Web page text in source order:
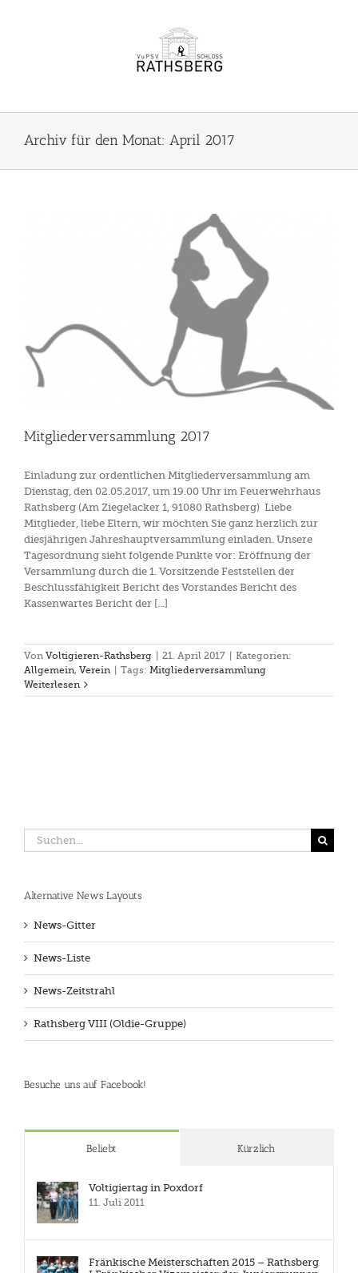
Archiv für den Monat: April 2017
Mitgliederversammlung 2017
Einladung zur ordentlichen Mitgliederversammlung am
Dienstag, den 02.05.2017, um 19.00 Uhr im Feuerwehrhaus
Rathsberg (Am Ziegelacker 1, 91080 Rathsberg) Liebe
Mitglieder, liebe Eltern, wir möchten Sie ganz herzlich zur
diesjährigen Jahreshauptversammlung einladen. Unsere
Tagesordnung sieht folgende Punkte vor: Eröffnung der
Versammlung durch die 1. Vorsitzende Feststellen der
Beschlussfähigkeit Bericht des Vorstandes Bericht des
Kassenwartes Bericht der [...]
Von Voltigieren-Rathsberg 21. April 2017
Kategorien:
Allgemein, Verein Tags: Mitgliederversammlung
Weiterlesen
Suche
nach:
Alternative News Layouts
News-Gitter
News-Liste
News-Zeitstrahl
Rathsberg VIII (Oldie-Gruppe)
Besuche uns auf Facebook!
Beliebt Kürzlich
Voltigiertag in Poxdorf
11. Juli 2011
Fränkische Meisterschaften 2015 – Rathsberg